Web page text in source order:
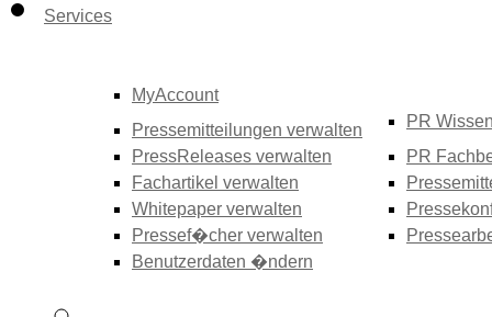
Services
MyAccount
Pressemitteilungen verwalten
PressReleases verwalten
Fachartikel verwalten
Whitepaper verwalten
Pressef�cher verwalten
Benutzerdaten �ndern
PR
PR